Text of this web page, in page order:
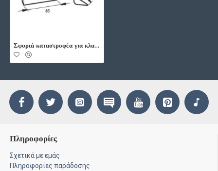
Σφυριά καταστροφέα για κλαδιά και χόρτα RM33
Πληροφορίες
Σχετικά με εμάς
Πληροφορίες παράδοσης